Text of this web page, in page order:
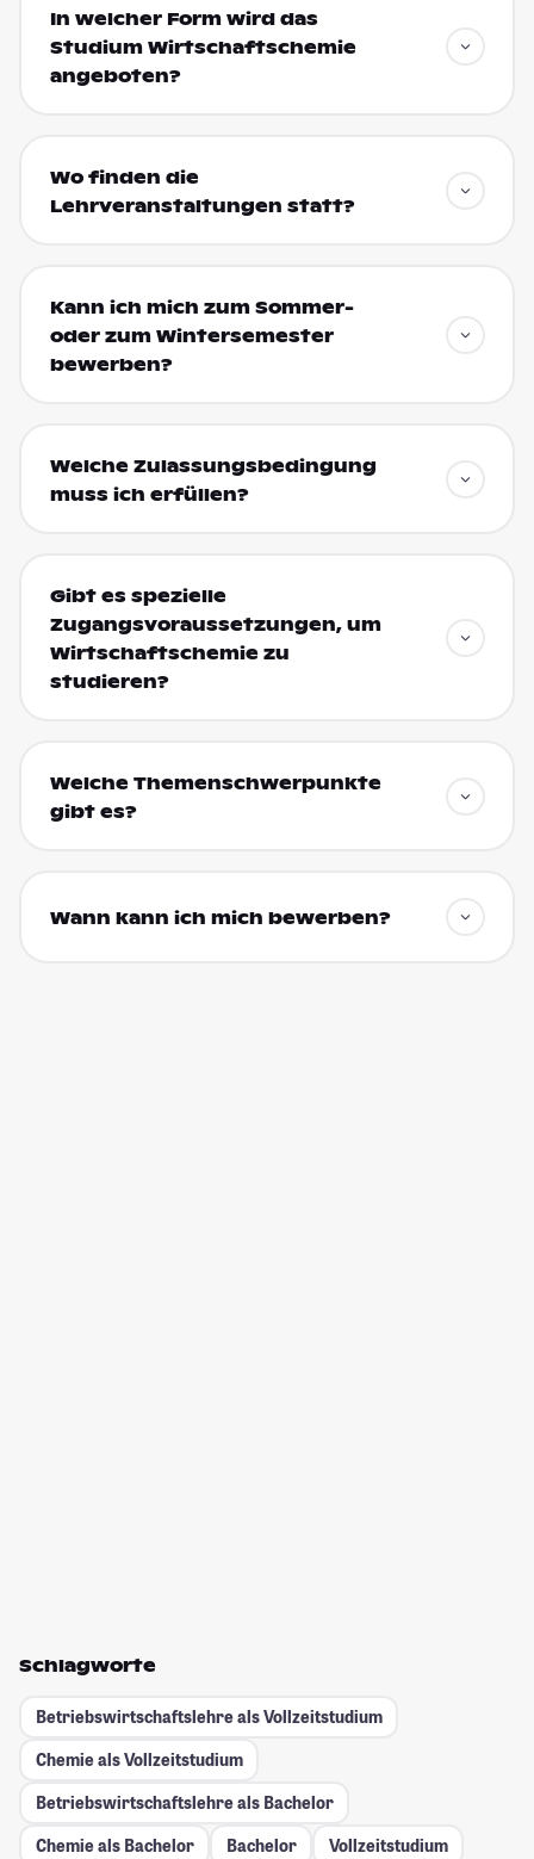
In welcher Form wird das
Studium Wirtschaftschemie
angeboten?
Wo finden die
Lehrveranstaltungen statt?
Kann ich mich zum Sommer-
oder zum Wintersemester
bewerben?
Welche Zulassungsbedingung
muss ich erfüllen?
Gibt es spezielle
Zugangsvoraussetzungen, um
Wirtschaftschemie zu
studieren?
Welche Themenschwerpunkte
gibt es?
Wann kann ich mich bewerben?
Schlagworte
Betriebswirtschaftslehre als Vollzeitstudium
Chemie als Vollzeitstudium
Betriebswirtschaftslehre als Bachelor
Chemie als Bachelor
Bachelor
Vollzeitstudium